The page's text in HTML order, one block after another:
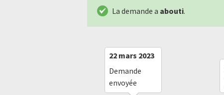
La demande a abouti.
22 mars 2023
Demande
envoyée